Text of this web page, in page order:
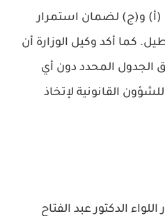
(أ) و(ج) لضمان استمرار
كما أكد وكيل الوزارة أن
الجدول المحدد دون أي
القانونية لإتخاذ
الدكتور عبد الفتاح